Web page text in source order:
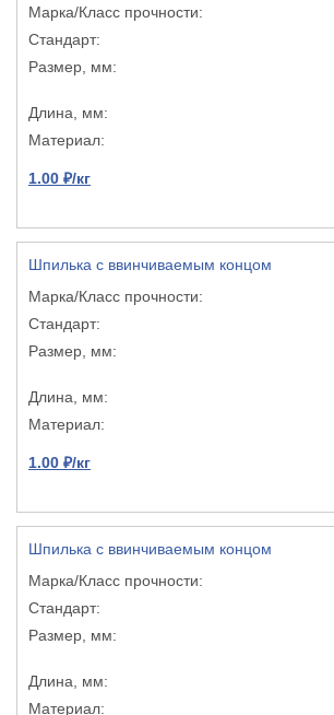
1.00 ₽/кг
Шпилька с ввинчиваемым концом
1.00 ₽/кг
Шпилька с ввинчиваемым концом